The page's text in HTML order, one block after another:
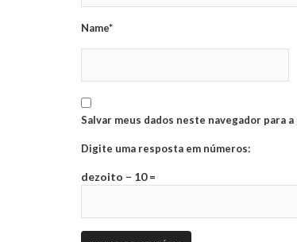
Name*
Salvar meus dados neste navegador para
Digite uma resposta em números:
dezoito − 10 =